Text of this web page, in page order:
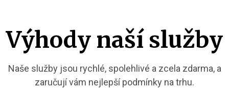
Výhody naší služby
Naše služby jsou rychlé, spolehlivé a zcela zdarma, a
zaručují vám nejlepší podmínky na trhu.